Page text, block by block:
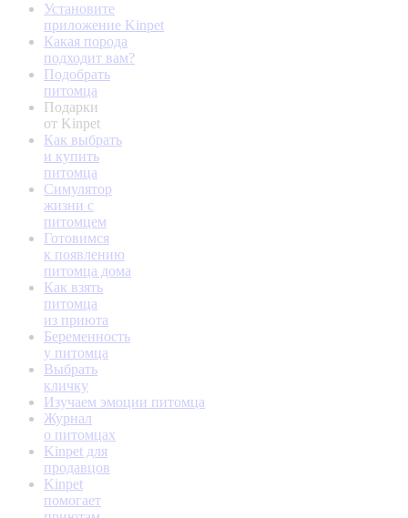
Установите
приложение Kinpet
Какая порода
подходит вам?
Подобрать
питомца
Подарки
от Kinpet
Как выбрать
и купить
питомца
Симулятор
жизни с
питомцем
Готовимся
к появлению
питомца дома
Как взять
питомца
из приюта
Беременность
у питомца
Выбрать
кличку
Изучаем эмоции питомца
Журнал
о питомцах
Kinpet для
продавцов
Kinpet
помогает